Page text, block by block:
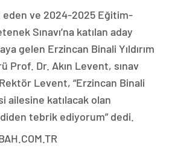
eden ve 2024-2025 Eğitim-
Sınavı’na katılan aday
gelen Erzincan Binali Yıldırım
Prof. Dr. Akın Levent, sınav
Levent, “Erzincan Binali
ailesine katılacak olan
tebrik ediyorum” dedi.